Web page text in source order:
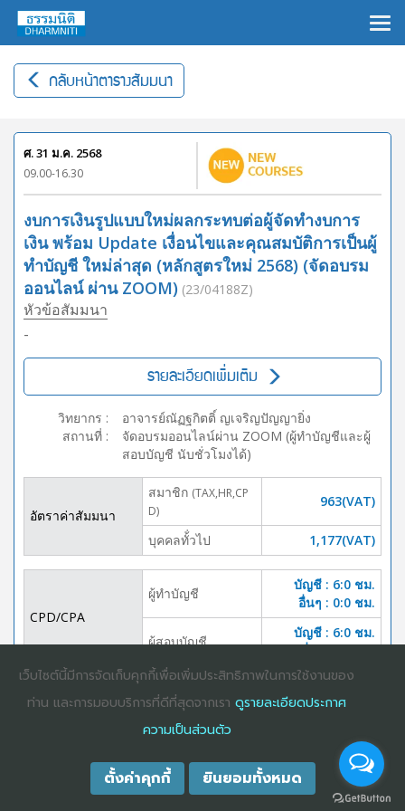
กลับหน้าตารางสัมมนา
ศ. 31 ม.ค. 2568
09.00-16.30
งบการเงินรูปแบบใหม่ผลกระทบต่อผู้จัดทำงบการ
เงิน พร้อม Update เงื่อนไขและคุณสมบัติการเป็นผู้
ทำบัญชี ใหม่ล่าสุด (หลักสูตรใหม่ 2568) (จัดอบรม
ออนไลน์ ผ่าน ZOOM) (23/04188Z)
หัวข้อสัมมนา
-
รายละเอียดเพิ่มเติม
วิทยากร :
อาจารย์ณัฏฐกิตติ์ ญเจริญปัญญายิ่ง
สถานที่ :
จัดอบรมออนไลน์ผ่าน ZOOM (ผู้ทำบัญชีและผู้
สอบบัญชี นับชั่วโมงได้)
อัตราค่าสัมมนา
สมาชิก (TAX,HR,CP
D)
963(VAT)
บุคคลทั้่วไป 1,177(VAT)
CPD/CPA
ผู้ทำบัญชี
บัญชี : 6:0 ชม.
อื่นๆ : 0:0 ชม.
ผู้สอบบัญชี
บัญชี : 6:0 ชม.
ปิดจอง
BROCHURE
COPYRIGHT ©2025DHARMNITI SEMINAR AND TRAINING CO., LTDALL
RIGHTS RESERVED. E-COMMERCIAL REGISTRATION 0105529026680
เว็บไซต์นี้มีการจัดเก็บคุกกี้เพื่อเพิ่มประสิทธิภาพในการใช้งานของ
ท่าน และการมอบบริการที่ดีที่สุดจากเรา ดูรายละเอียดประกาศ
ความเป็นส่วนตัว
ตั้งค่าคุกกี้ ยินยอมทั้งหมด
×